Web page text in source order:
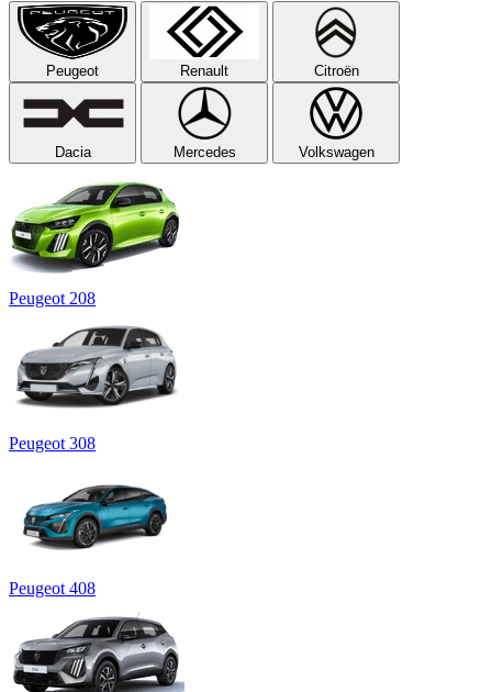
Peugeot Renault Citroën
Dacia Mercedes Volkswagen
Peugeot 208
Peugeot 308
Peugeot 408